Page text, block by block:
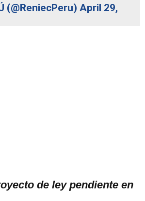
(@ReniecPeru) April 29,
de ley pendiente en